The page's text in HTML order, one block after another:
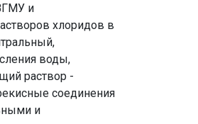
и
хлоридов в
воды,
раствор -
соединения
и